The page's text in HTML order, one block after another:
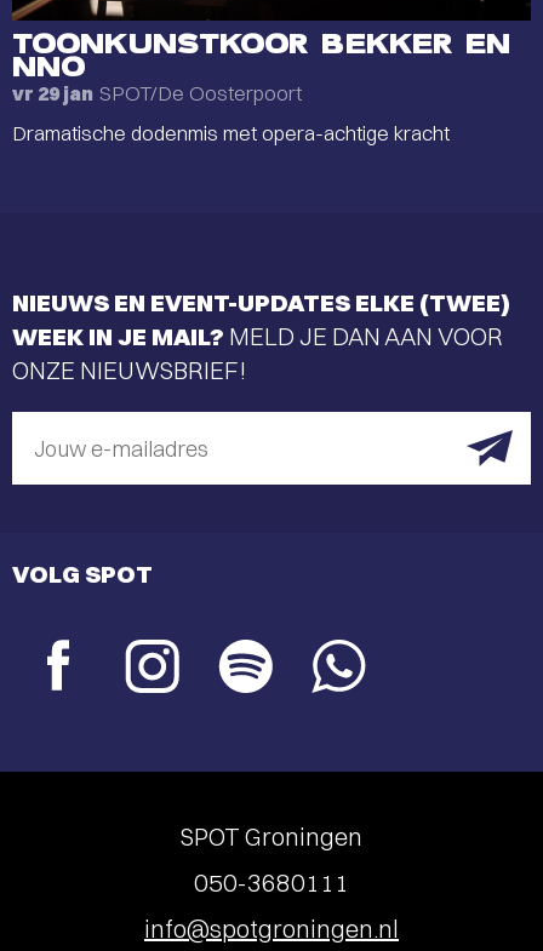
TOONKUNSTKOOR BEKKER EN
NNO
vr 29 jan SPOT/De Oosterpoort
Dramatische dodenmis met opera-achtige kracht
NIEUWS EN EVENT-UPDATES ELKE (TWEE)
WEEK IN JE MAIL? MELD JE DAN AAN VOOR
ONZE NIEUWSBRIEF!
Jouw e-mailadres
VOLG SPOT
SPOT Groningen
050-3680111
info@spotgroningen.nl